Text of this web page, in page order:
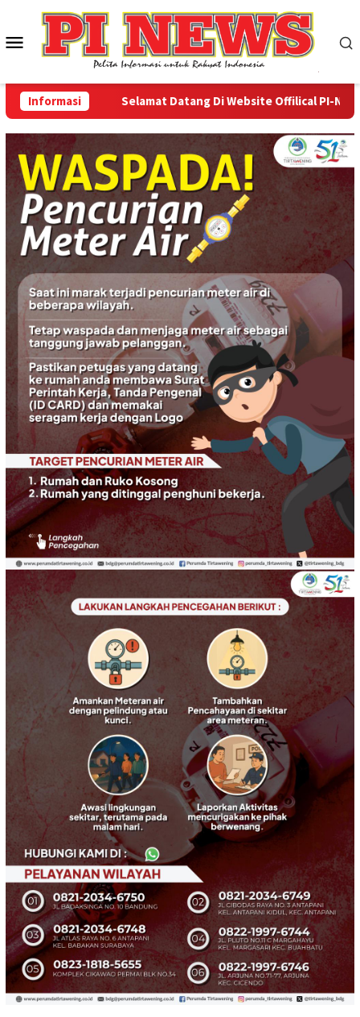
konten
Menu
Mobile
Informasi Selamat Datang Di Website Offilical PI-News